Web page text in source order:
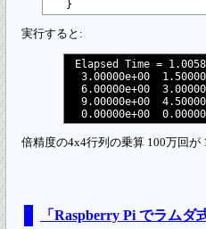
実行すると:
Elapsed Time =
3.00000e+00
6.00000e+00
9.00000e+00
倍精度の4x4行列の乗算 100万回
「Raspberry Pi でラムダ